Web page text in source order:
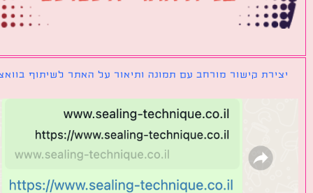
קישור מורחב עם תמונה ותיאור על האתר לשיתוף בוואצאפ